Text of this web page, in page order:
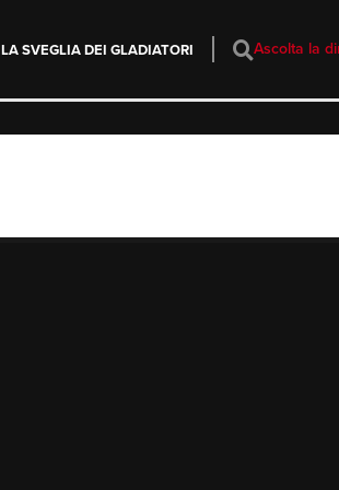
LA SVEGLIA DEI GLADIATORI Ascolta la